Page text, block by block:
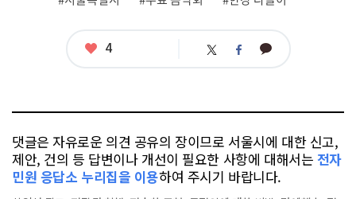
좋
4 트 페 카
댓글은 자유로운 의견 공유의 장이므로 서울시에 대한 신고,
제안, 건의 등 답변이나 개선이 필요한 사항에 대해서는 전자
민원 응답소 누리집을 이용하여 주시기 바랍니다.